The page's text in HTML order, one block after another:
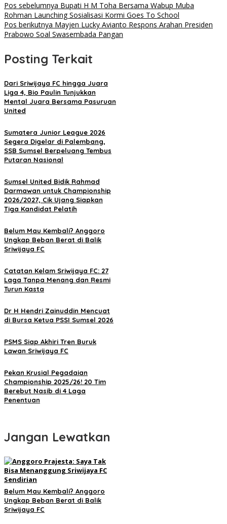
Pos sebelumnya Bupati H M Toha Bersama Wabup Muba
Rohman Launching Sosialisasi Kormi Goes To School
Pos berikutnya Mayjen Lucky Avianto Respons Arahan Presiden
Prabowo Soal Swasembada Pangan
Posting Terkait
Dari Sriwijaya FC hingga Juara
Liga 4, Bio Paulin Tunjukkan
Mental Juara Bersama Pasuruan
United
Sumatera Junior League 2026
Segera Digelar di Palembang,
SSB Sumsel Berpeluang Tembus
Putaran Nasional
Sumsel United Bidik Rahmad
Darmawan untuk Championship
2026/2027, Cik Ujang Siapkan
Tiga Kandidat Pelatih
Belum Mau Kembali? Anggoro
Ungkap Beban Berat di Balik
Sriwijaya FC
Catatan Kelam Sriwijaya FC: 27
Laga Tanpa Menang dan Resmi
Turun Kasta
Dr H Hendri Zainuddin Mencuat
di Bursa Ketua PSSI Sumsel 2026
PSMS Siap Akhiri Tren Buruk
Lawan Sriwijaya FC
Pekan Krusial Pegadaian
Championship 2025/26! 20 Tim
Berebut Nasib di 4 Laga
Penentuan
Jangan Lewatkan
Belum Mau Kembali? Anggoro
Ungkap Beban Berat di Balik
Sriwijaya FC